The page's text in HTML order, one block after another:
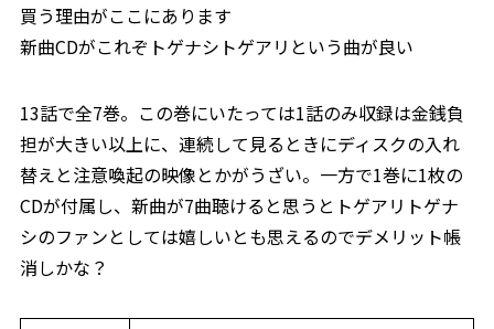
買う理由がここにあります
新曲CDがこれぞトゲナシトゲアリという曲が良い
13話で全7巻。この巻にいたっては1話のみ収録は金銭負
担が大きい以上に、連続して見るときにディスクの入れ
替えと注意喚起の映像とかがうざい。一方で1巻に1枚の
CDが付属し、新曲が7曲聴けると思うとトゲアリトゲナ
シのファンとしては嬉しいとも思えるのでデメリット帳
消しかな？